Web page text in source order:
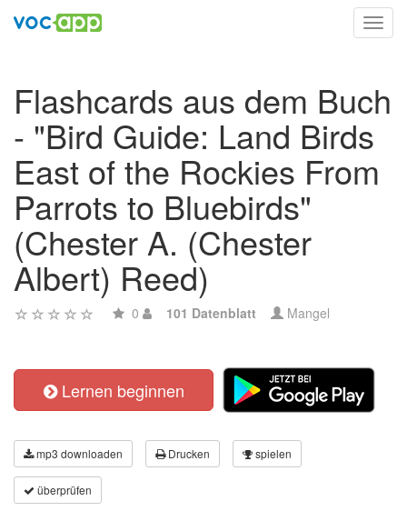
Flashcards aus dem Buch
- "Bird Guide: Land Birds
East of the Rockies From
Parrots to Bluebirds"
(Chester A. (Chester
Albert) Reed)
0 101 Datenblatt Mangel
Lernen beginnen
mp3 downloaden Drucken spielen
überprüfen